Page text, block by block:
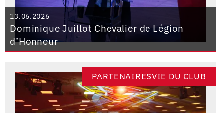
13.06.2026
Dominique Juillot Chevalier de Légion
d’Honneur
PARTENAIRESVIE DU CLUB